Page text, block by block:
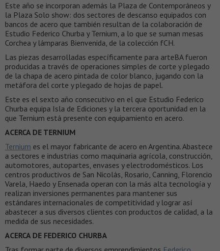
Este año se incorporan además la Plaza de Contemporáneos y
la Plaza Solo show: dos sectores de descanso equipados con
bancos de acero que también resultan de la colaboración de
Estudio Federico Churba y Ternium, a lo que se suman mesas
Corchea y lámparas Bienvenida, de la colección fCH.
Las piezas desarrolladas específicamente para arteBA fueron
producidas a través de operaciones simples de corte y plegado
de la chapa de acero pintada de color blanco, jugando con la
metáfora del corte y plegado de hojas de papel.
Este es el sexto año consecutivo en el que Estudio Federico
Churba equipa Isla de Ediciones y la tercera oportunidad en la
que Ternium está presente con equipamiento en acero.
ACERCA DE TERNIUM
Ternium es el mayor fabricante de acero en Argentina. Abastece
a sectores e industrias como maquinaria agrícola, construcción,
automotores, autopartes, envases y electrodomésticos. Los
centros productivos de San Nicolás, Rosario, Canning, Florencio
Varela, Haedo y Ensenada operan con la más alta tecnología y
realizan inversiones permanentes para mantener sus
estándares internacionales de competitividad y lograr así
abastecer a sus diversos clientes con productos de calidad, a la
medida de sus necesidades.
ACERCA DE FEDERICO CHURBA